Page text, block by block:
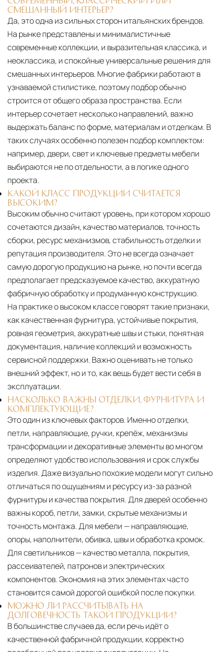
СМЕШАННЫЙ ИНТЕРЬЕР?
Да, это одна из сильных сторон итальянских брендов.
На рынке представлены и минималистичные
современные коллекции, и выразительная классика, и
неоклассика, и спокойные универсальные решения для
смешанных интерьеров. Многие фабрики работают в
узнаваемой стилистике, поэтому подбор обычно
строится от общего образа пространства. Если
интерьер сочетает несколько направлений, важно
выдержать баланс по форме, материалам и отделкам. В
таких случаях особенно полезен подбор комплектом:
например, двери, свет и ключевые предметы мебели
выбираются не по отдельности, а в логике одного
проекта.
КАКОЙ КЛАСС ПРОДУКЦИИ СЧИТАЕТСЯ
ВЫСОКИМ?
Высоким обычно считают уровень, при котором хорошо
сочетаются дизайн, качество материалов, точность
сборки, ресурс механизмов, стабильность отделки и
репутация производителя. Это не всегда означает
самую дорогую продукцию на рынке, но почти всегда
предполагает предсказуемое качество, аккуратную
фабричную обработку и продуманную конструкцию.
На практике о высоком классе говорят такие признаки,
как качественная фурнитура, устойчивые покрытия,
ровная геометрия, аккуратные швы и стыки, понятная
документация, наличие коллекций и возможность
сервисной поддержки. Важно оценивать не только
внешний эффект, но и то, как вещь будет вести себя в
эксплуатации.
НАСКОЛЬКО ВАЖНЫ ОТДЕЛКИ, ФУРНИТУРА И
КОМПЛЕКТУЮЩИЕ?
Это один из ключевых факторов. Именно отделки,
петли, направляющие, ручки, крепёж, механизмы
трансформации и декоративные элементы во многом
определяют удобство использования и срок службы
изделия. Даже визуально похожие модели могут сильно
отличаться по ощущениям и ресурсу из-за разной
фурнитуры и качества покрытия. Для дверей особенно
важны короб, петли, замки, скрытые механизмы и
точность монтажа. Для мебели — направляющие,
опоры, наполнители, обивка, швы и обработка кромок.
Для светильников — качество металла, покрытия,
рассеивателей, патронов и электрических
компонентов. Экономия на этих элементах часто
становится самой дорогой ошибкой после покупки.
МОЖНО ЛИ РАССЧИТЫВАТЬ НА
ДОЛГОВЕЧНОСТЬ ТАКОЙ ПРОДУКЦИИ?
В большинстве случаев да, если речь идёт о
качественной фабричной продукции, корректно